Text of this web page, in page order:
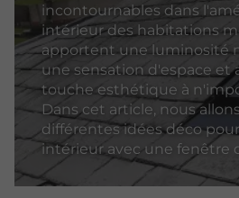
incontournables dans
intérieur des habitations
apportent une luminosité
une sensation d'espace et
touche esthétique à
Dans cet article, nous
différentes idées déco
intérieur avec une fenêtre